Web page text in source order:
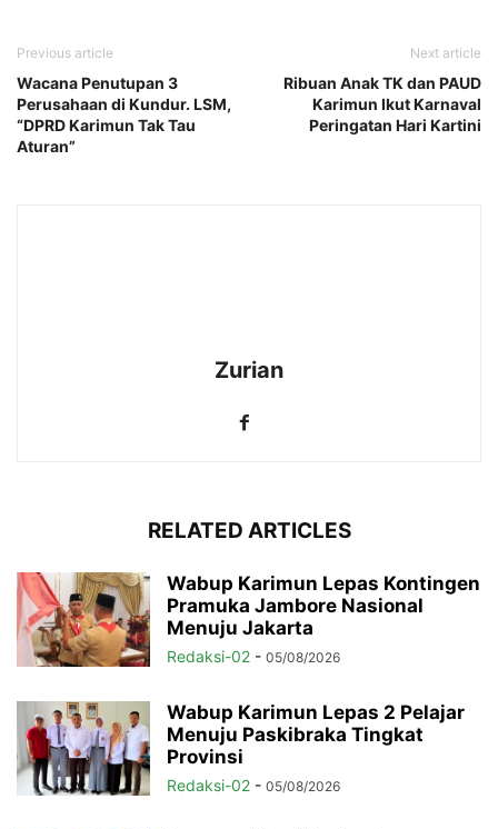
Previous article
Wacana Penutupan 3
Perusahaan di Kundur. LSM,
“DPRD Karimun Tak Tau
Aturan”
Next article
Ribuan Anak TK dan PAUD
Karimun Ikut Karnaval
Peringatan Hari Kartini
Zurian
RELATED ARTICLES
Wabup Karimun Lepas Kontingen
Pramuka Jambore Nasional
Menuju Jakarta
Redaksi-02 - 05/08/2026
Wabup Karimun Lepas 2 Pelajar
Menuju Paskibraka Tingkat
Provinsi
Redaksi-02 - 05/08/2026